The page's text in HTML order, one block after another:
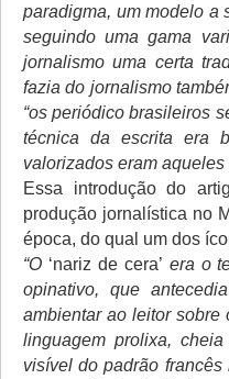
paradigma, um modelo a
seguindo uma gama
jornalismo uma certa
fazia do jornalismo
“os periódico brasileiros
técnica da escrita era
valorizados eram
Essa introdução do
produção jornalística no
época, do qual um dos
“O ‘nariz de cera’ era o
opinativo, que
ambientar ao leitor sobre
linguagem prolixa,
visível do padrão